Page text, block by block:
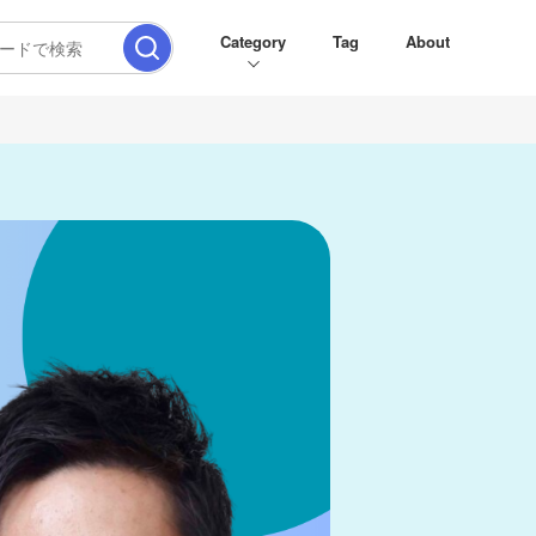
Category Tag About